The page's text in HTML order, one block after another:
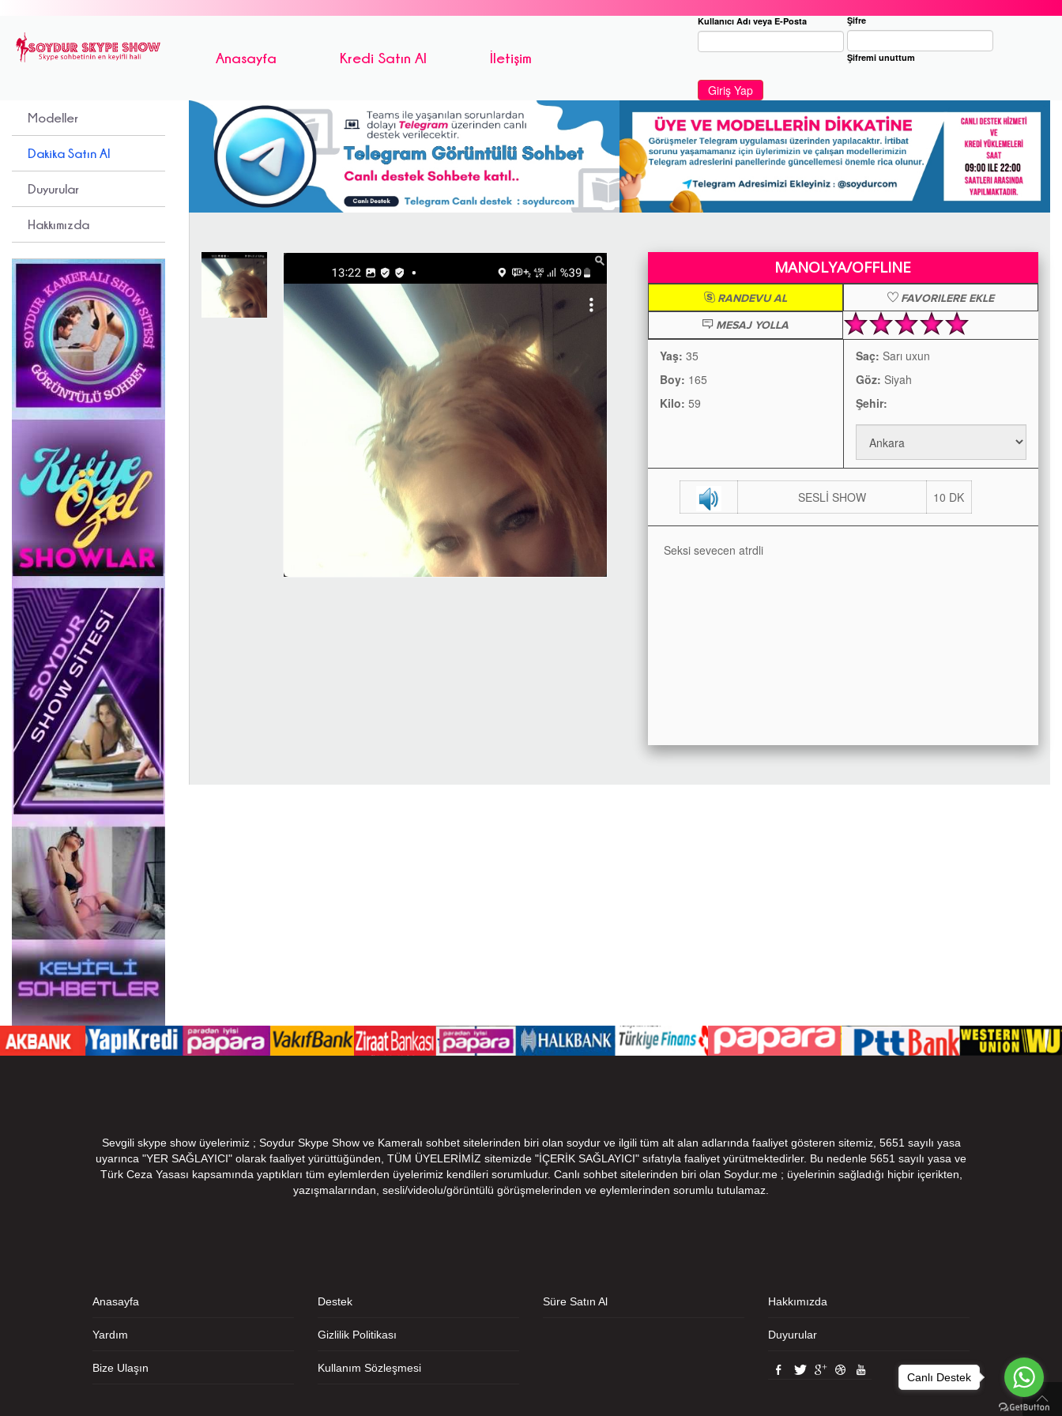
Anasayfa Kredi Satın Al İletişim
Kullanıcı Adı veya E-Posta Şifre
Şifremi unuttum
Giriş Yap
Modeller
Dakika Satın Al
Duyurular
Hakkımızda
MANOLYA/OFFLINE
RANDEVU AL
FAVORILERE EKLE
MESAJ YOLLA
Yaş: 35
Boy: 165
Kilo: 59
Saç: Sarı uxun
Göz: Siyah
Şehir:
SESLİ SHOW 10 DK
Seksi sevecen atrdli
Sevgili skype show üyelerimiz ; Soydur Skype Show ve Kameralı sohbet sitelerinden biri olan soydur ve ilgili tüm alt alan adlarında faaliyet gösteren sitemiz, 5651 sayılı yasa
uyarınca "YER SAĞLAYICI" olarak faaliyet yürüttüğünden, TÜM ÜYELERİMİZ sitemizde "İÇERİK SAĞLAYICI" sıfatıyla faaliyet yürütmektedirler. Bu nedenle 5651 sayılı yasa ve
Türk Ceza Yasası kapsamında yaptıkları tüm eylemlerden üyelerimiz kendileri sorumludur. Canlı sohbet sitelerinden biri olan Soydur.me ; üyelerinin sağladığı hiçbir içerikten,
yazışmalarından, sesli/videolu/görüntülü görüşmelerinden ve eylemlerinden sorumlu tutulamaz.
Anasayfa
Yardım
Bize Ulaşın
Destek
Gizlilik Politikası
Kullanım Sözleşmesi
Süre Satın Al Hakkımızda
Duyurular
Canlı Destek